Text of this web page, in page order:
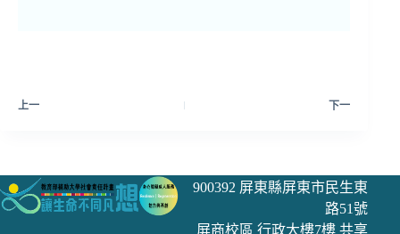
上一 下一
900392 屏東縣屏東市民生東
路51號
屏商校區 行政大樓7樓 共享